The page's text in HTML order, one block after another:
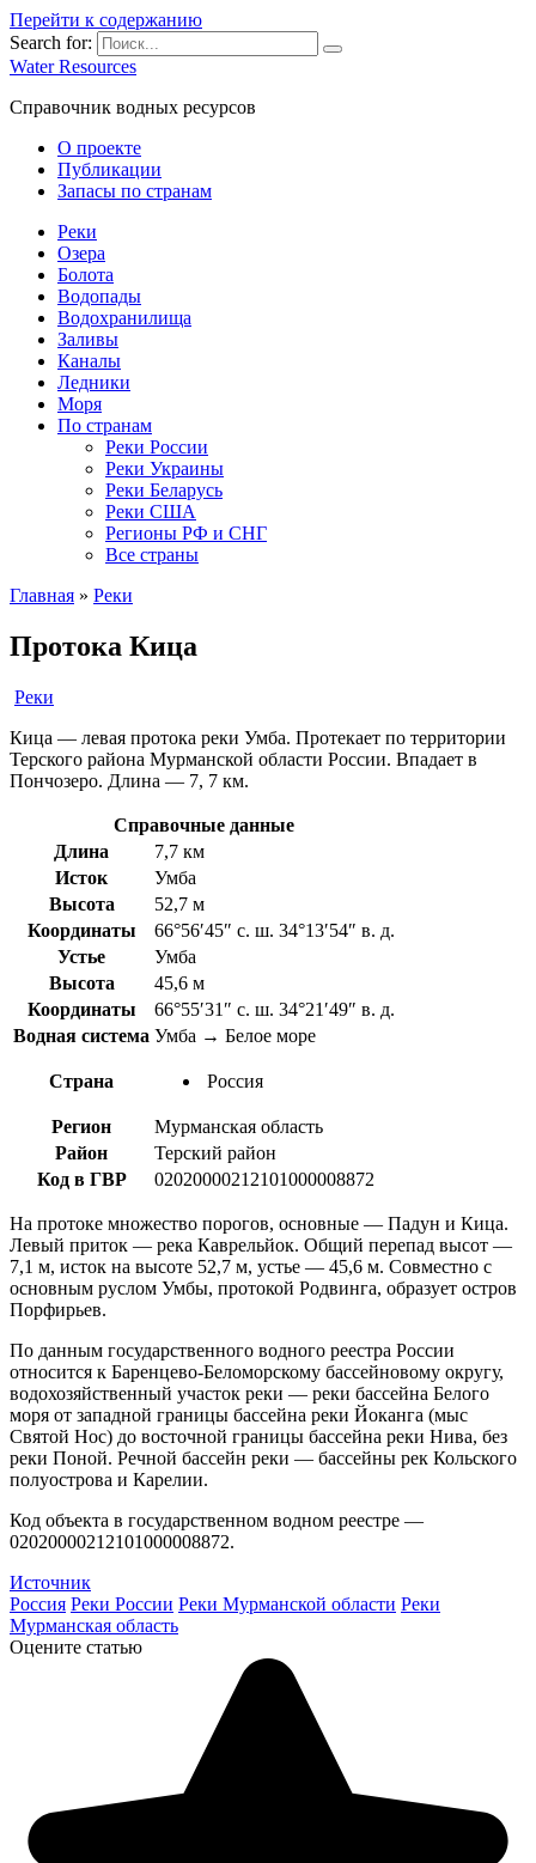
Перейти к содержанию
Search for:
Water Resources
Справочник водных ресурсов
О проекте
Публикации
Запасы по странам
Реки
Озера
Болота
Водопады
Водохранилища
Заливы
Каналы
Ледники
Моря
По странам
Реки России
Реки Украины
Реки Беларусь
Реки США
Регионы РФ и СНГ
Все страны
Главная » Реки
Протока Кица
Реки
Кица — левая протока реки Умба. Протекает по территории
Терского района Мурманской области России. Впадает в
Пончозеро. Длина — 7, 7 км.
Справочные данные
Длина
7,7 км
Исток
Умба
Высота
52,7 м
Координаты
66°56′45″ с. ш. 34°13′54″ в. д.
Устье
Умба
Высота
45,6 м
Координаты
66°55′31″ с. ш. 34°21′49″ в. д.
Водная система Умба → Белое море
Страна Россия
Регион
Мурманская область
Район
Терский район
Код в ГВР
02020000212101000008872
На протоке множество порогов, основные — Падун и Кица.
Левый приток — река Каврельйок. Общий перепад высот —
7,1 м, исток на высоте 52,7 м, устье — 45,6 м. Совместно с
основным руслом Умбы, протокой Родвинга, образует остров
Порфирьев.
По данным государственного водного реестра России
относится к Баренцево-Беломорскому бассейновому округу,
водохозяйственный участок реки — реки бассейна Белого
моря от западной границы бассейна реки Йоканга (мыс
Святой Нос) до восточной границы бассейна реки Нива, без
реки Поной. Речной бассейн реки — бассейны рек Кольского
полуострова и Карелии.
Код объекта в государственном водном реестре —
02020000212101000008872.
Источник
Россия Реки России Реки Мурманской области Реки
Мурманская область
Оцените статью